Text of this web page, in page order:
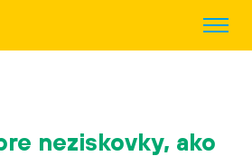
neziskovky, ako